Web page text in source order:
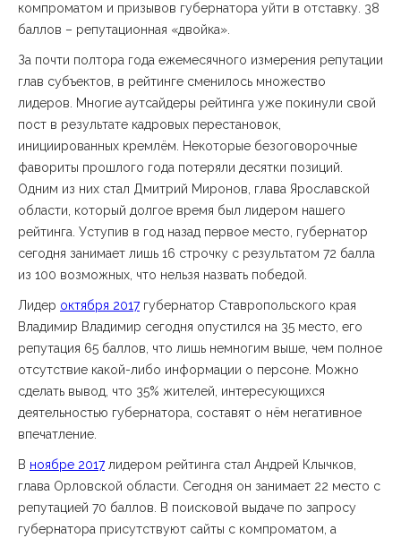
компроматом и призывов губернатора уйти в отставку. 38
баллов – репутационная «двойка».
За почти полтора года ежемесячного измерения репутации
глав субъектов, в рейтинге сменилось множество
лидеров. Многие аутсайдеры рейтинга уже покинули свой
пост в результате кадровых перестановок,
инициированных кремлём. Некоторые безоговорочные
фавориты прошлого года потеряли десятки позиций.
Одним из них стал Дмитрий Миронов, глава Ярославской
области, который долгое время был лидером нашего
рейтинга. Уступив в год назад первое место, губернатор
сегодня занимает лишь 16 строчку с результатом 72 балла
из 100 возможных, что нельзя назвать победой.
Лидер октября 2017губернатор Ставропольского края
Владимир Владимир сегодня опустился на 35 место, его
репутация 65 баллов, что лишь немногим выше, чем полное
отсутствие какой-либо информации о персоне. Можно
сделать вывод, что 35% жителей, интересующихся
деятельностью губернатора, составят о нём негативное
впечатление.
В ноябре 2017лидером рейтинга стал Андрей Клычков,
глава Орловской области. Сегодня он занимает 22 место с
репутацией 70 баллов. В поисковой выдаче по запросу
губернатора присутствуют сайты с компроматом, а